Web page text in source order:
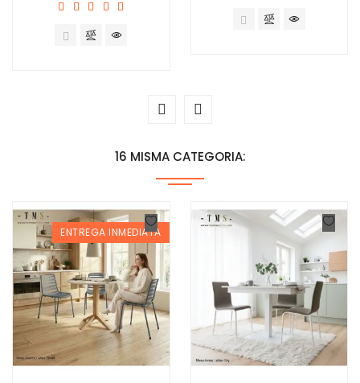
16 MISMA CATEGORIA:
ENTREGA INMEDIATA